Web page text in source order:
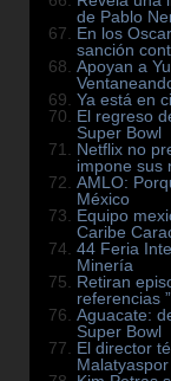
de Pablo
En los
sanción
Apoyan a
Ya está en
El regreso
Super Bowl
Netflix no
impone sus
AMLO:
México
Equipo
Caribe
44 Feria
Minería
Retiran
referencias
Aguacate:
Super Bowl
El director